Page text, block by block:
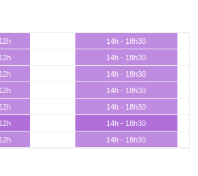
14h - 18h30
14h - 18h30
14h - 18h30
14h - 18h30
14h - 18h30
14h - 18h30
14h - 18h30